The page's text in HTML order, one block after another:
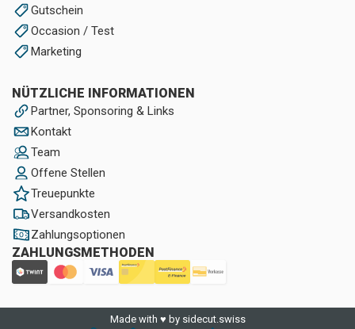
Gutschein
Occasion / Test
Marketing
NÜTZLICHE INFORMATIONEN
Partner, Sponsoring & Links
Kontakt
Team
Offene Stellen
Treuepunkte
Versandkosten
Zahlungsoptionen
ZAHLUNGSMETHODEN
Made with ♥ by sidecut.swiss